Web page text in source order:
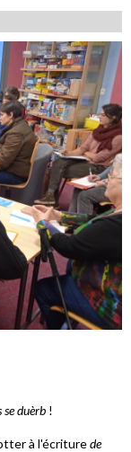
se duèrb !
à l'écriturede